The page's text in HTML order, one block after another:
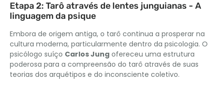
Etapa 2: Tarô através de lentes junguianas - A
linguagem da psique
Embora de origem antiga, o tarô continua a prosperar na
cultura moderna, particularmente dentro da psicologia. O
psicólogo suíço Carlos Jung ofereceu uma estrutura
poderosa para a compreensão do tarô através de suas
teorias dos arquétipos e do inconsciente coletivo.